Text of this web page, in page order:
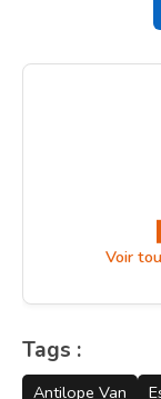
Voir
Tags :
Antilope Van